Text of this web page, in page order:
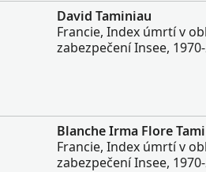
David Taminiau
Francie, Index úmrtí v
zabezpečení Insee,
Blanche Irma Flore
Francie, Index úmrtí v
zabezpečení Insee,